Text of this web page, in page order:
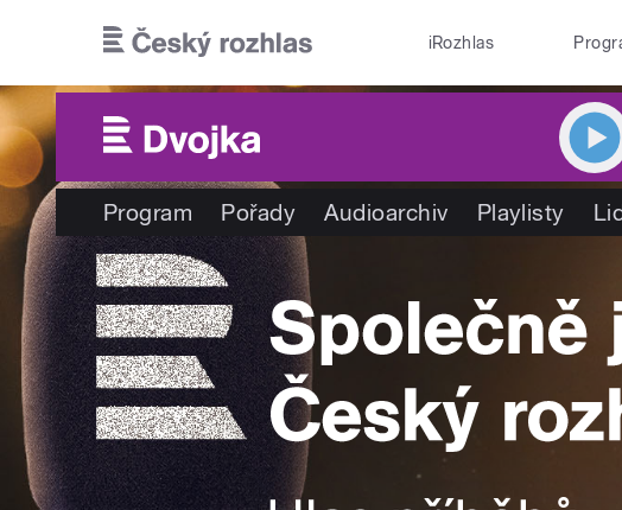
iRozhlas
Program Pořady Audioarchiv Playlisty